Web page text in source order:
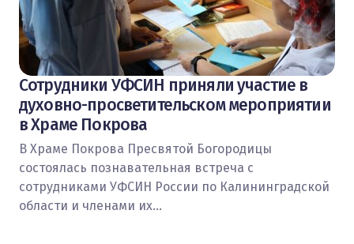
Сотрудники УФСИН приняли участие в
духовно-просветительском мероприятии
в Храме Покрова
В Храме Покрова Пресвятой Богородицы
состоялась познавательная встреча с
сотрудниками УФСИН России по Калининградской
области и членами их…